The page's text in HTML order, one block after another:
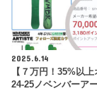
2025.6.14
【７万円！35%以上
24-25ノベンバーア